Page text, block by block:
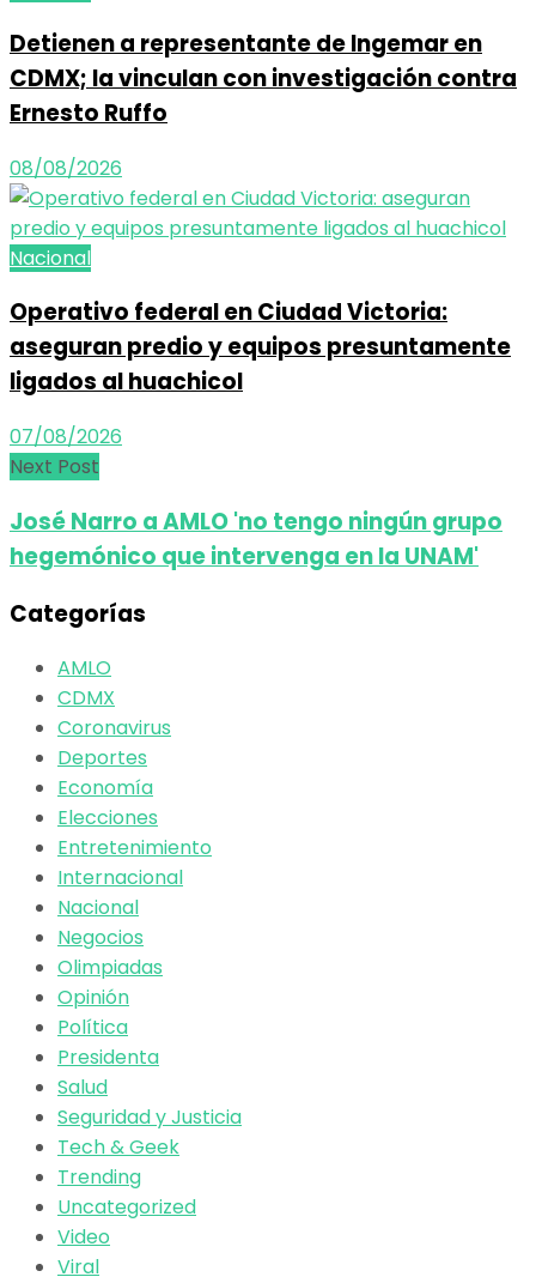
Detienen a representante de Ingemar en
CDMX; la vinculan con investigación contra
Ernesto Ruffo
08/08/2026
Nacional
Operativo federal en Ciudad Victoria:
aseguran predio y equipos presuntamente
ligados al huachicol
07/08/2026
Next Post
José Narro a AMLO 'no tengo ningún grupo
hegemónico que intervenga en la UNAM'
Categorías
AMLO
CDMX
Coronavirus
Deportes
Economía
Elecciones
Entretenimiento
Internacional
Nacional
Negocios
Olimpiadas
Opinión
Política
Presidenta
Salud
Seguridad y Justicia
Tech & Geek
Trending
Uncategorized
Video
Viral